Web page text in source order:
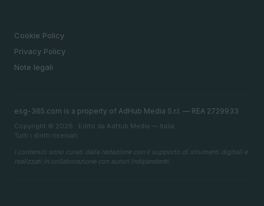
Cookie Policy
Privacy Policy
Note legali
esg-365.com is a property of AdHub Media S.r.l. — REA 2729933
Copyright © 2026 · Edito da AdHub Media — Italia
Tutti i diritti riservati
I contenuti sono curati dalla redazione con il supporto di strumenti digitali e
realizzati in collaborazione con autori indipendenti.